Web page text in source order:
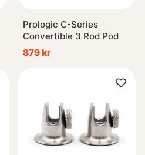
Prologic C-Series
Convertible 3 Rod Pod
879 kr